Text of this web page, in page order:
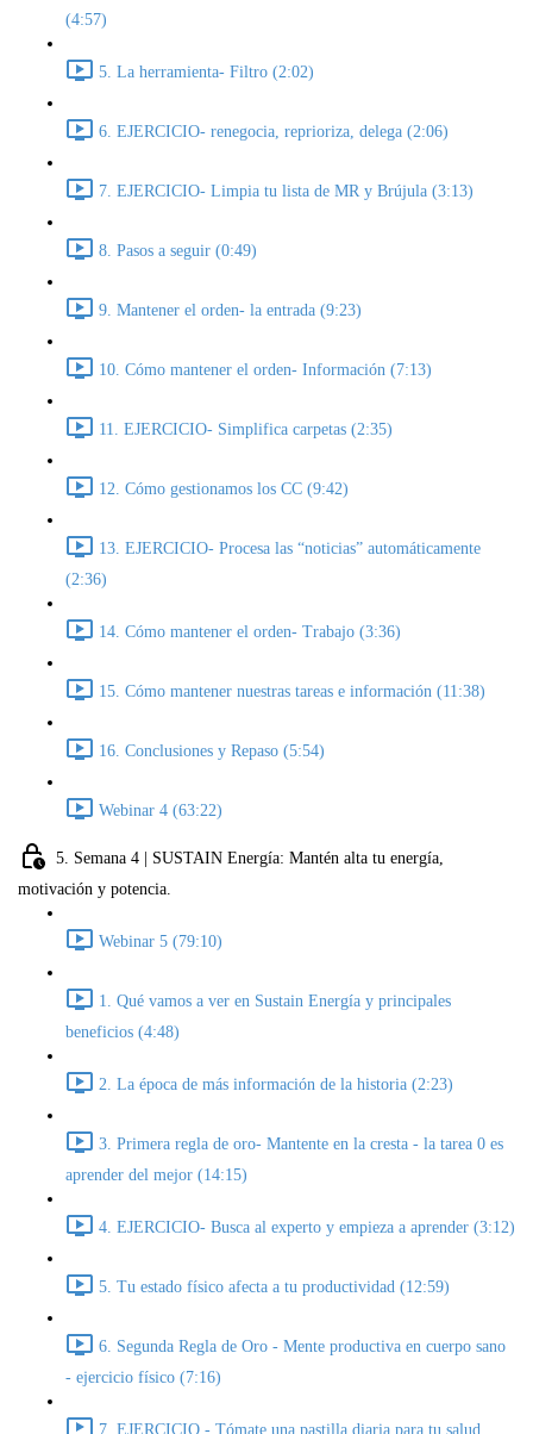
(4:57)
5. La herramienta- Filtro (2:02)
6. EJERCICIO- renegocia, reprioriza, delega (2:06)
7. EJERCICIO- Limpia tu lista de MR y Brújula (3:13)
8. Pasos a seguir (0:49)
9. Mantener el orden- la entrada (9:23)
10. Cómo mantener el orden- Información (7:13)
11. EJERCICIO- Simplifica carpetas (2:35)
12. Cómo gestionamos los CC (9:42)
13. EJERCICIO- Procesa las “noticias” automáticamente
(2:36)
14. Cómo mantener el orden- Trabajo (3:36)
15. Cómo mantener nuestras tareas e información (11:38)
16. Conclusiones y Repaso (5:54)
Webinar 4 (63:22)
5. Semana 4 | SUSTAIN Energía: Mantén alta tu energía,
motivación y potencia.
Webinar 5 (79:10)
1. Qué vamos a ver en Sustain Energía y principales
beneficios (4:48)
2. La época de más información de la historia (2:23)
3. Primera regla de oro- Mantente en la cresta - la tarea 0 es
aprender del mejor (14:15)
4. EJERCICIO- Busca al experto y empieza a aprender (3:12)
5. Tu estado físico afecta a tu productividad (12:59)
6. Segunda Regla de Oro - Mente productiva en cuerpo sano
- ejercicio físico (7:16)
7. EJERCICIO - Tómate una pastilla diaria para tu salud